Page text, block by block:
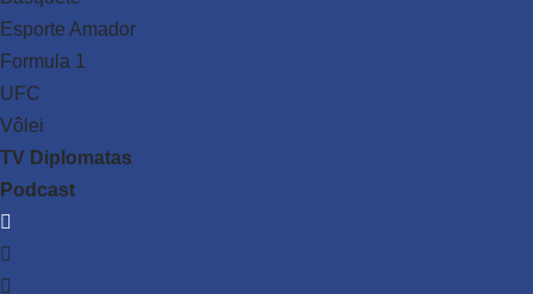
Esporte Amador
Formula 1
UFC
Vôlei
TV Diplomatas
Podcast